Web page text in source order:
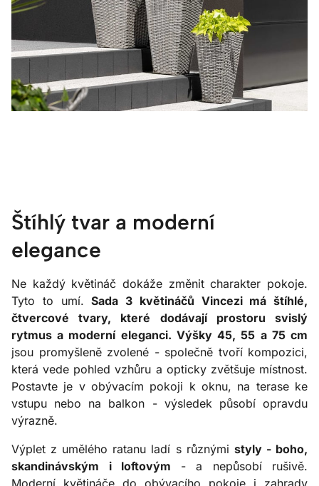
Štíhlý tvar a moderní
elegance
Ne každý květináč dokáže změnit charakter pokoje.
Tyto to umí.Sada 3 květináčů Vincezi má štíhlé,
čtvercové tvary, které dodávají prostoru svislý
rytmus a moderní eleganci. Výšky 45, 55 a 75 cm
jsou promyšleně zvolené - společně tvoří kompozici,
která vede pohled vzhůru a opticky zvětšuje místnost.
Postavte je v obývacím pokoji k oknu, na terase ke
vstupu nebo na balkon - výsledek působí opravdu
výrazně.
Výplet z umělého ratanu ladí s různými styly - boho,
skandinávským i loftovým - a nepůsobí rušivě.
Moderní květináče do obývacího pokoje i zahrady